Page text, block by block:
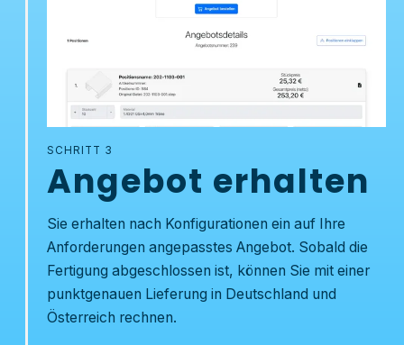
SCHRITT 3
Angebot erhalten
Sie erhalten nach Konfigurationen ein auf Ihre
Anforderungen angepasstes Angebot. Sobald die
Fertigung abgeschlossen ist, können Sie mit einer
punktgenauen Lieferung in Deutschland und
Österreich rechnen.